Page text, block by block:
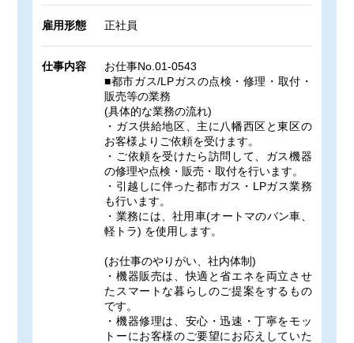
雇用形態 正社員
仕事内容
お仕事No.01-0543
■都市ガス/LPガスの点検・修理・取付・
販売等の業務
(具体的な業務の流れ)
・ガス供給地区、主に八幡西区と東区の
お客様よりご依頼を受けます。
・ご依頼を受けたら訪問して、ガス機器
の修理や点検・販売・取付を行います。
・引越しに伴った都市ガス・LPガス業務
も行います。
・業務には、社用車(オートマのバン車、
軽トラ) を使用します。
(お仕事のやりがい、社内体制)
・機器販売は、快適と省エネを両立させ
たスマートな暮らしのご提案をするもの
です。
・機器修理は、安心・迅速・丁寧をモッ
トーにお客様のご要望にお応えしていた